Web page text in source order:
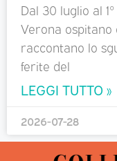
Dal 30 luglio al
Verona
raccontano lo
ferite del
LEGGI TUTTO »
2026-07-28